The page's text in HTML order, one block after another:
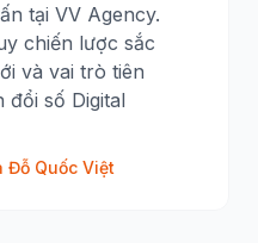
tại VV Agency.
chiến lược sắc
và vai trò tiên
số Digital
Đỗ Quốc Việt